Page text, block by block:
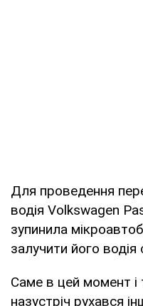
Для проведення
водія Volkswagen
зупинила
залучити його водія
Саме в цей момент і
назустріч рухався